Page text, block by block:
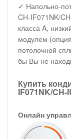
✓ Напольно-
CH-IF071NK/
класса A,
модулем
потолочной
бы Вы не
Купить
IF071NK/
Онлайн